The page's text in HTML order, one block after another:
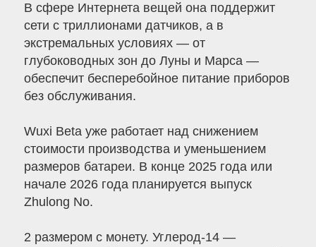
В сфере Интернета вещей она поддержит
сети с триллионами датчиков, а в
экстремальных условиях — от
глубоководных зон до Луны и Марса —
обеспечит бесперебойное питание приборов
без обслуживания.
Wuxi Beta уже работает над снижением
стоимости производства и уменьшением
размеров батареи. В конце 2025 года или
начале 2026 года планируется выпуск
Zhulong No.
2 размером с монету. Углерод-14 —